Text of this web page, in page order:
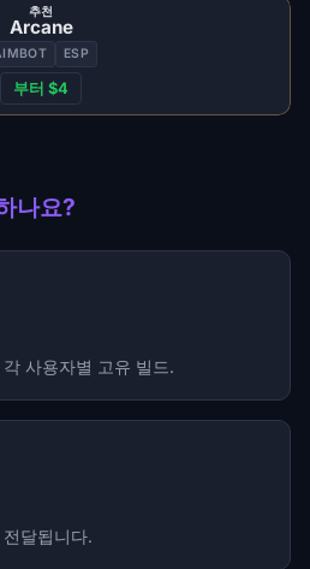
추천
Arcane
ESP
부터 $4
나요?
사용자별 고유 빌드.
달됩니다.